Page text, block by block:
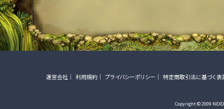
運営会社 利用規約 プライバシーポリシー 特定商取引法に基づく表
Copyright © 2009